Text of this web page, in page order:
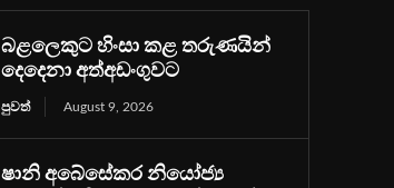
බළලෙකුට හිංසා කළ තරුණයින්
දෙදෙනා අත්අඩංගුවට
පුවත් August 9, 2026
ෂානි අබේසේකර නියෝජ්‍ය